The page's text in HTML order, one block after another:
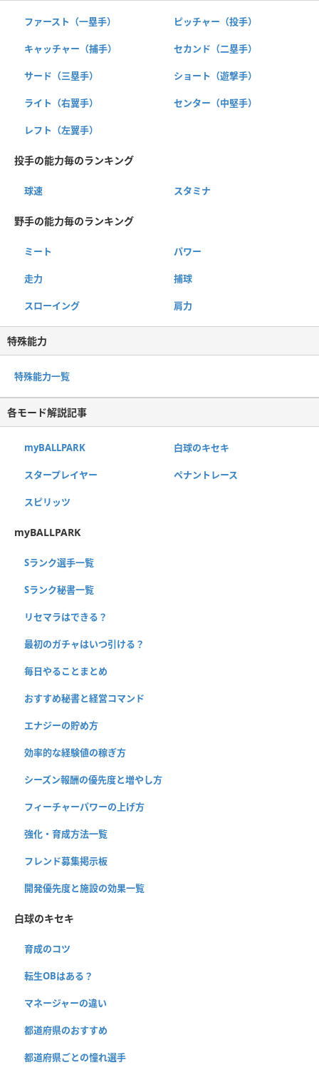
ファースト（一塁手） ピッチャー（投手）
キャッチャー（捕手） セカンド（二塁手）
サード（三塁手） ショート（遊撃手）
ライト（右翼手） センター（中堅手）
レフト（左翼手）
投手の能力毎のランキング
球速 スタミナ
野手の能力毎のランキング
ミート パワー
走力 捕球
スローイング 肩力
特殊能力
特殊能力一覧
各モード解説記事
myBALLPARK 白球のキセキ
スタープレイヤー ペナントレース
スピリッツ
myBALLPARK
Sランク選手一覧
Sランク秘書一覧
リセマラはできる？
最初のガチャはいつ引ける？
毎日やることまとめ
おすすめ秘書と経営コマンド
エナジーの貯め方
効率的な経験値の稼ぎ方
シーズン報酬の優先度と増やし方
フィーチャーパワーの上げ方
強化・育成方法一覧
フレンド募集掲示板
開発優先度と施設の効果一覧
白球のキセキ
育成のコツ
転生OBはある？
マネージャーの違い
都道府県のおすすめ
都道府県ごとの憧れ選手